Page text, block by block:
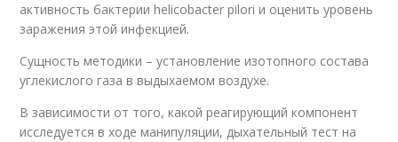
активность бактерии helicobacter pilori и оценить уровень
заражения этой инфекцией.
Сущность методики – установление изотопного состава
углекислого газа в выдыхаемом воздухе.
В зависимости от того, какой реагирующий компонент
исследуется в ходе манипуляции, дыхательный тест на